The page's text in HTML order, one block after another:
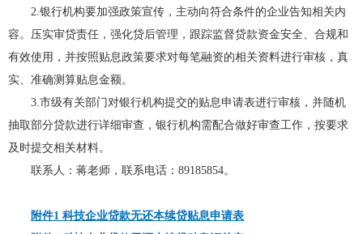
2.银行机构要加强政策宣传，主动向符合条件的企业告知相关内
容。压实审贷责任，强化贷后管理，跟踪监督贷款资金安全、合规和
有效使用，并按照贴息政策要求对每笔融资的相关资料进行审核，真
实、准确测算贴息金额。
3.市级有关部门对银行机构提交的贴息申请表进行审核，并随机
抽取部分贷款进行详细审查，银行机构需配合做好审查工作，按要求
及时提交相关材料。
联系人：蒋老师，联系电话：89185854。
附件1 科技企业贷款无还本续贷贴息申请表